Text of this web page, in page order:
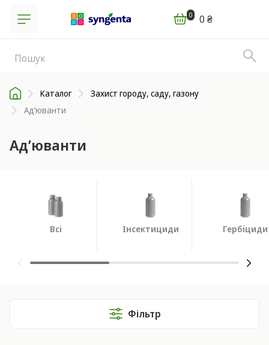
0 0 ₴
Каталог
Захист городу, саду, газону
Ад’юванти
Ад’юванти
Всі Інсектициди Гербіциди
Фільтр